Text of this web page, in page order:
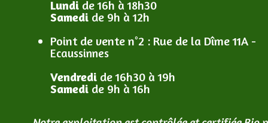
Lundi de 16h à 18h30
Samedi de 9h à 12h
Point de vente n°2 : Rue de la Dîme 11A -
Ecaussinnes
Vendredi de 16h30 à 19h
Samedi de 9h à 16h